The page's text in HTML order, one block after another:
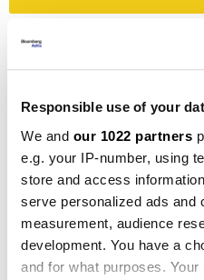
Responsible use of your
We and our 1022 partners
e.g. your IP-number, using
store and access
serve personalized ads and
measurement, audience
development. You have a
and for what purposes.
Како „Дизни“ научи
возрасни
Искуството на Еј Џеј
дваесетти во Њујорк
типично - она што го
благодарение на серии
и „Сексот и градот“
стан со цимерка, се
прашуваше дали